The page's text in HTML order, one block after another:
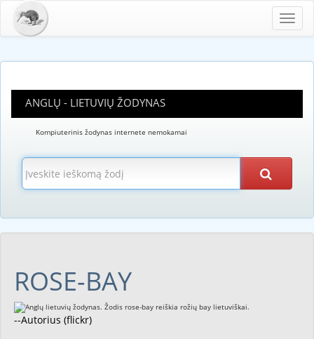
ANGLŲ - LIETUVIŲ ŽODYNAS
Kompiuterinis žodynas internete nemokamai
ROSE-BAY
--Autorius (flickr)